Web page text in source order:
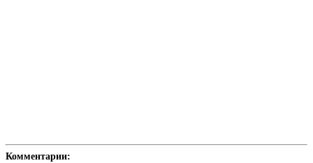
Комментарии: